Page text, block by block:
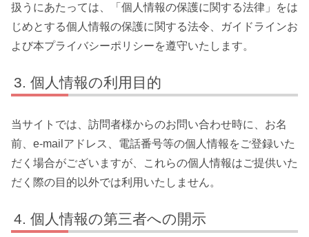
扱うにあたっては、「個人情報の保護に関する法律」をは
じめとする個人情報の保護に関する法令、ガイドラインお
よび本プライバシーポリシーを遵守いたします。
個人情報の利用目的
当サイトでは、訪問者様からのお問い合わせ時に、お名
前、e-mailアドレス、電話番号等の個人情報をご登録いた
だく場合がございますが、これらの個人情報はご提供いた
だく際の目的以外では利用いたしません。
個人情報の第三者への開示